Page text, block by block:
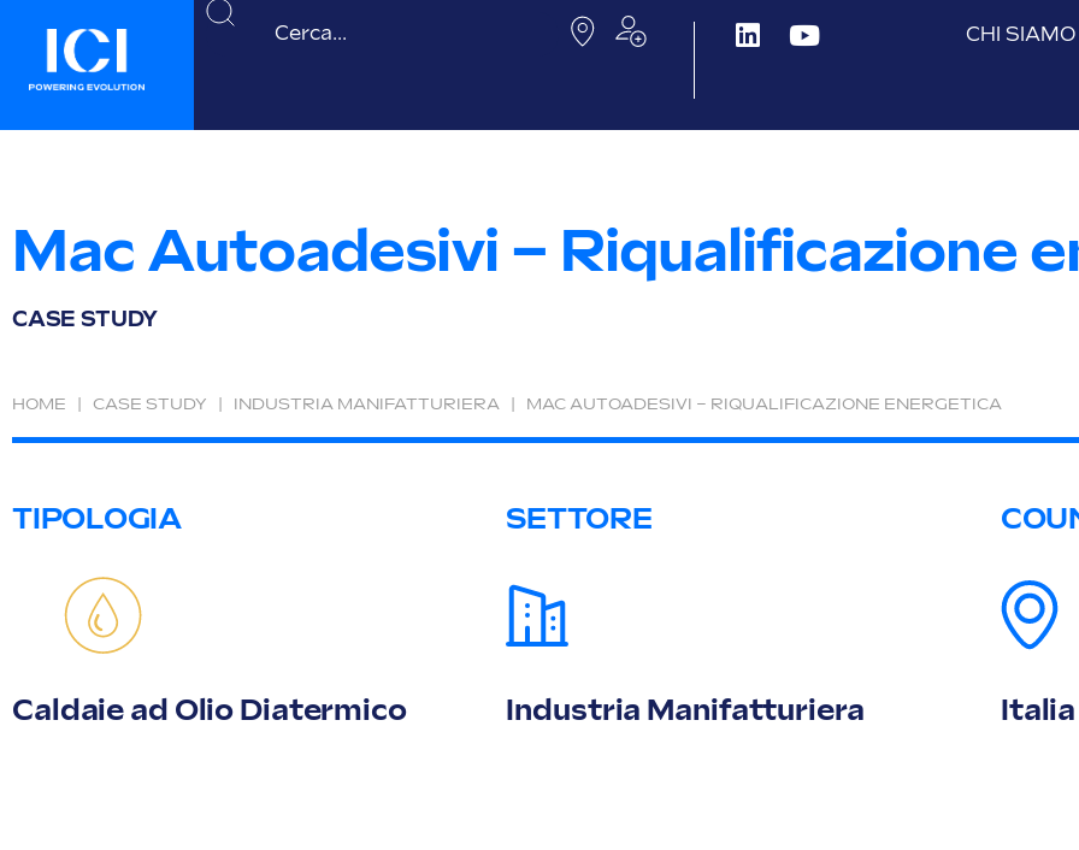
CHI SIAMO
Mac Autoadesivi – Riqualificazione
CASE STUDY
HOME CASE STUDY INDUSTRIA MANIFATTURIERA MAC AUTOADESIVI – RIQUALIFICAZIONE ENERGETICA
TIPOLOGIA
Caldaie ad Olio Diatermico
SETTORE
Industria Manifatturiera Italia